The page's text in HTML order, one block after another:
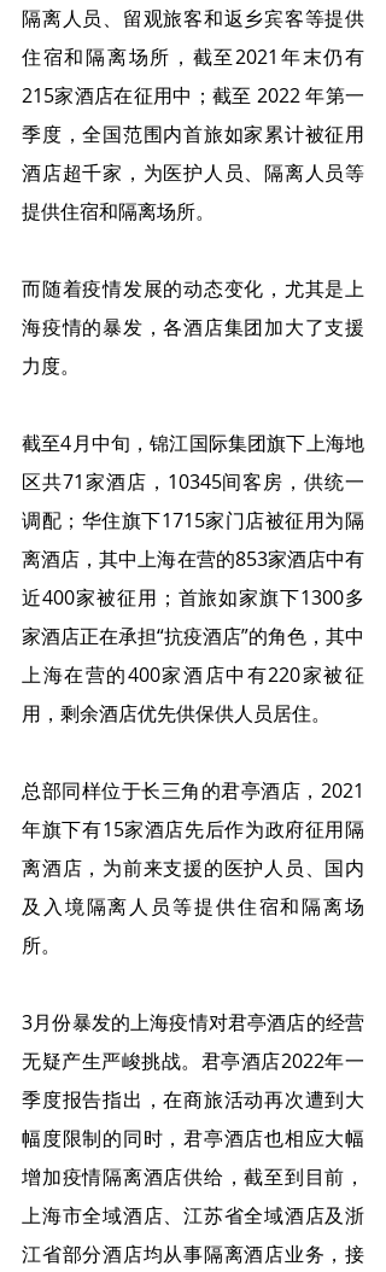
隔离人员、留观旅客和返乡宾客等提供
住宿和隔离场所，截至2021年末仍有
215家酒店在征用中；截至 2022 年第一
季度，全国范围内首旅如家累计被征用
酒店超千家，为医护人员、隔离人员等
提供住宿和隔离场所。
而随着疫情发展的动态变化，尤其是上
海疫情的暴发，各酒店集团加大了支援
力度。
截至4月中旬，锦江国际集团旗下上海地
区共71家酒店，10345间客房，供统一
调配；华住旗下1715家门店被征用为隔
离酒店，其中上海在营的853家酒店中有
近400家被征用；首旅如家旗下1300多
家酒店正在承担“抗疫酒店”的角色，其中
上海在营的400家酒店中有220家被征
用，剩余酒店优先供保供人员居住。
总部同样位于长三角的君亭酒店，2021
年旗下有15家酒店先后作为政府征用隔
离酒店，为前来支援的医护人员、国内
及入境隔离人员等提供住宿和隔离场
所。
3月份暴发的上海疫情对君亭酒店的经营
无疑产生严峻挑战。君亭酒店2022年一
季度报告指出，在商旅活动再次遭到大
幅度限制的同时，君亭酒店也相应大幅
增加疫情隔离酒店供给，截至到目前，
上海市全域酒店、江苏省全域酒店及浙
江省部分酒店均从事隔离酒店业务，接